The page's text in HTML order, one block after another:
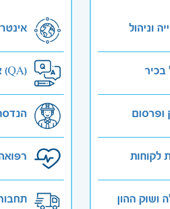
וניהול
בכיר
ופרסום
לקוחות
ושוק ההון
אבטחת איכות (QA)